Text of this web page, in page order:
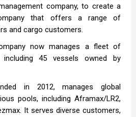
company, to create a
that offers a range of
and cargo customers.
now manages a fleet of
45 vessels owned by
in 2012, manages global
pools, including Aframax/LR2,
It serves diverse customers,